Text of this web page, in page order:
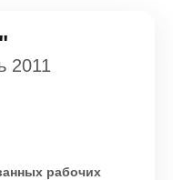
2011
рабочих